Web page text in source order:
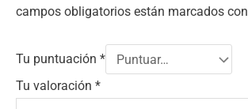
campos obligatorios están marcados con
Tu puntuación *
Tu valoración *